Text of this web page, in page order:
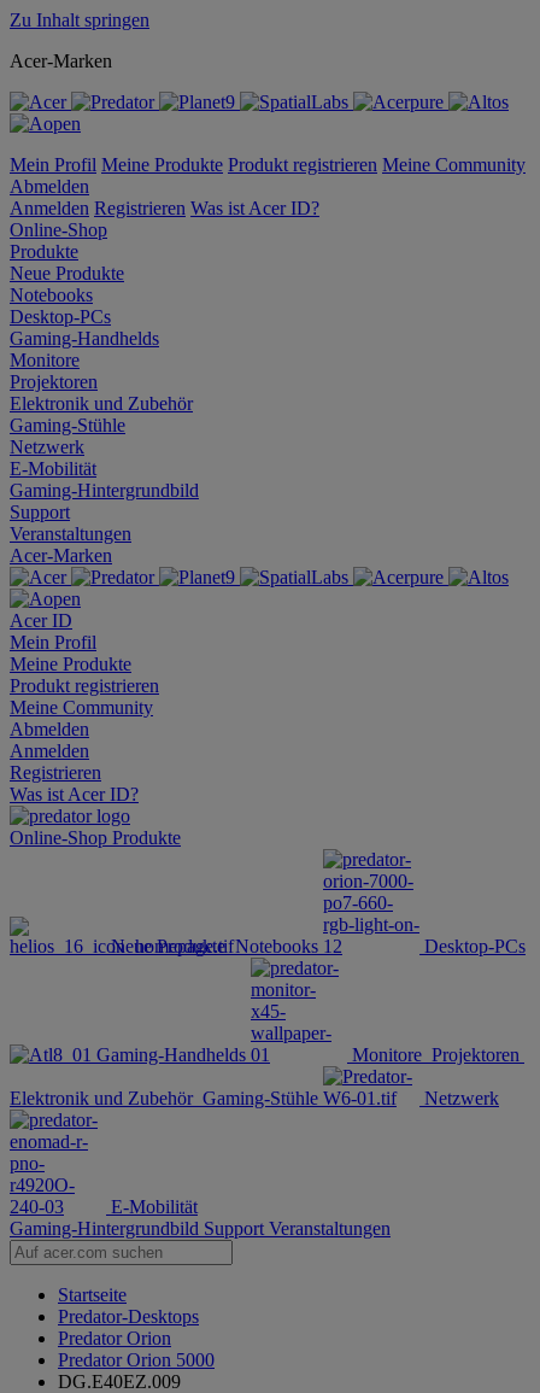
Zu Inhalt springen
Acer-Marken
Mein Profil Meine Produkte Produkt registrieren Meine Community
Abmelden
Anmelden Registrieren Was ist Acer ID?
Online-Shop
Produkte
Neue Produkte
Notebooks
Desktop-PCs
Gaming-Handhelds
Monitore
Projektoren
Elektronik und Zubehör
Gaming-Stühle
Netzwerk
E-Mobilität
Gaming-Hintergrundbild
Support
Veranstaltungen
Acer-Marken
Acer ID
Mein Profil
Meine Produkte
Produkt registrieren
Meine Community
Abmelden
Anmelden
Registrieren
Was ist Acer ID?
Online-Shop Produkte
Neue Produkte Notebooks Desktop-PCs
Gaming-Handhelds Monitore Projektoren
Elektronik und Zubehör Gaming-Stühle Netzwerk
E-Mobilität
Gaming-Hintergrundbild Support Veranstaltungen
Startseite
Predator-Desktops
Predator Orion
Predator Orion 5000
DG.E40EZ.009